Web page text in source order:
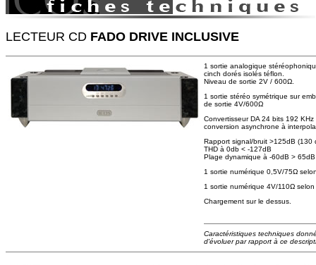
LECTEUR CD FADO DRIVE INCLUSIVE
1 sortie analogique
cinch dorés isolés téflon.
Niveau de sortie 2V / 600Ω.
1 sortie stéréo symétrique sur
de sortie 4V/600Ω
Convertisseur DA 24 bits 192
conversion asynchrone à
Rapport signal/bruit >125dB (130
THD à 0db < -127dB
Plage dynamique à -60dB > 65dB
1 sortie numérique 0,5V/75Ω
1 sortie numérique 4V/110Ω selon
Chargement sur le dessus.
Caractéristiques techniques
d'évoluer par rapport à ce